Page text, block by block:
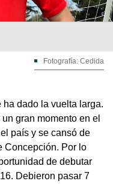
Fotografía: Cedida
dado la vuelta larga.
gran momento en el
país y se cansó de
Concepción. Por lo
de debutar
Debieron pasar 7